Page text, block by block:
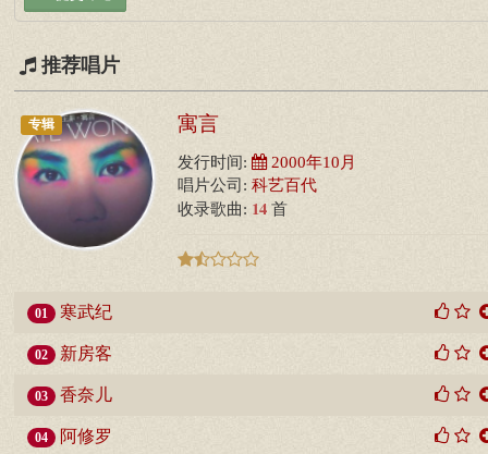
推荐唱片
专辑 寓言
发行时间: 2000年10月
唱片公司: 科艺百代
收录歌曲: 14 首
01 寒武纪
02 新房客
03 香奈儿
04 阿修罗